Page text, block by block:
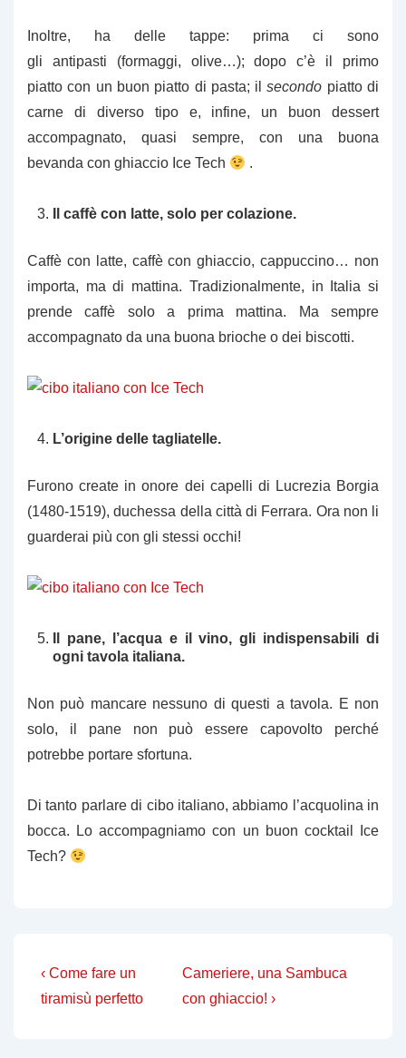
Inoltre, ha delle tappe: prima ci sono
gli antipasti (formaggi, olive…); dopo c’è il primo
piatto con un buon piatto di pasta; ilsecondo piatto di
carne di diverso tipo e, infine, un buon dessert
accompagnato, quasi sempre, con una buona
bevanda con ghiaccio Ice Tech
.
Il caffè con latte, solo per colazione.
Caffè con latte, caffè con ghiaccio, cappuccino… non
importa, ma di mattina. Tradizionalmente, in Italia si
prende caffè solo a prima mattina. Ma sempre
accompagnato da una buona brioche o dei biscotti.
L’origine delle tagliatelle.
Furono create in onore dei capelli di Lucrezia Borgia
(1480-1519), duchessa della città di Ferrara. Ora non li
guarderai più con gli stessi occhi!
Il pane, l’acqua e il vino, gli indispensabili di
ogni tavola italiana.
Non può mancare nessuno di questi a tavola. E non
solo, il pane non può essere capovolto perché
potrebbe portare sfortuna.
Di tanto parlare di cibo italiano, abbiamo l’acquolina in
bocca. Lo accompagniamo con un buon cocktail Ice
Tech?
Navigazione
articoli
L'articolo
precedente
‹ Come fare un
tiramisù perfetto
Il
prossimo
Cameriere, una Sambuca
con ghiaccio! ›